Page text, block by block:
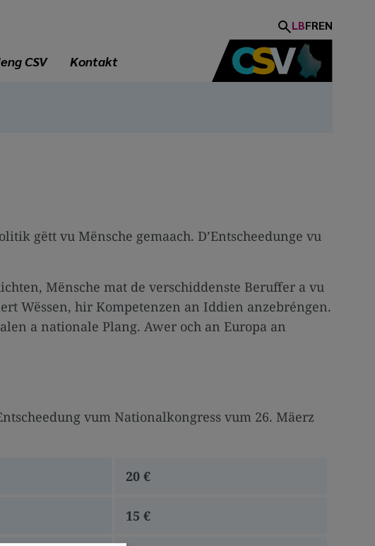
LBFREN
CSV Kontakt
gëtt vu Mënsche gemaach. D’Entscheedunge vu
Mënsche mat de verschiddenste Beruffer a vu
Wëssen, hir Kompetenzen an Iddien anzebréngen.
a nationale Plang. Awer och an Europa an
vum Nationalkongress vum 26. Mäerz
20 €
15 €